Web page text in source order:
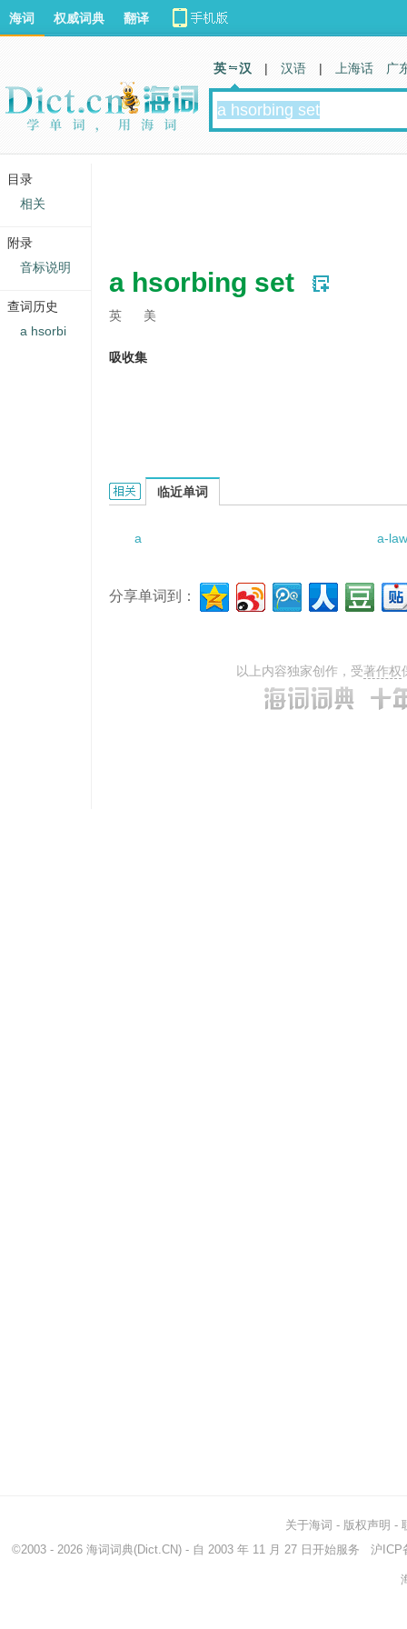
a hsorbing set
英 美
吸收集
a hsorbing set的相关资料：
临近单词
a a-
分享单词到：
以上内容独家创作，受著作权
海词 权威词典 翻译
英 汉 | 汉语 | 上海话 广
关于海词 - 版权声明 -
©2003 - 2026 海词词典(Dict.CN) - 自 2003 年 11 月 27 日开始服务 沪ICP
目录
相关
附录
音标说明
查词历史
a hsorbi